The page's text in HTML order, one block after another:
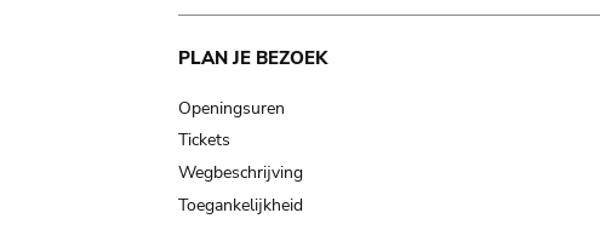
Main
navigation
PLAN JE BEZOEK
Openingsuren
Tickets
Wegbeschrijving
Toegankelijkheid